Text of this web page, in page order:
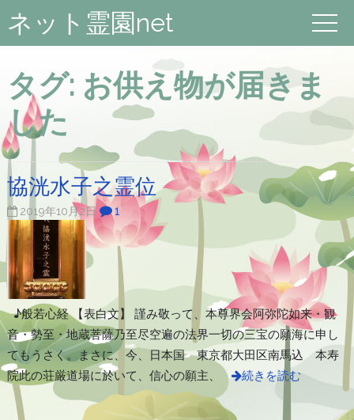
ネット霊園net
タグ: お供え物が届きま
した
協洸水子之霊位
2019年10月2日 1
♪般若心経 【表白文】 謹み敬って、本尊界会阿弥陀如来・観
音・勢至・地蔵菩薩乃至尽空遍の法界一切の三宝の願海に申し
てもうさく。まさに、今、日本国 東京都大田区南馬込 本寿
院此の荘厳道場に於いて、信心の願主、
続きを読む